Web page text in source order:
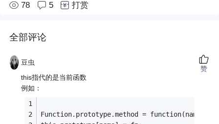
78 5 打赏
全部评论
豆虫
this指代的是当前函数
例如：
Function.prototype.method = function(name,
赞